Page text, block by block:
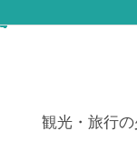
観光・旅行